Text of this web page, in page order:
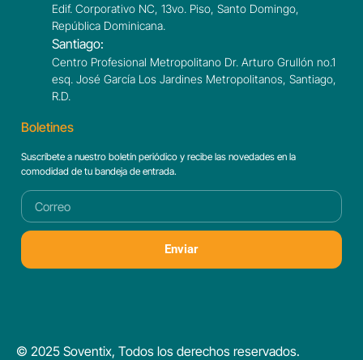
Edif. Corporativo NC, 13vo. Piso, Santo Domingo,
República Dominicana.
Santiago:
Centro Profesional Metropolitano Dr. Arturo Grullón no.1
esq. José García Los Jardines Metropolitanos, Santiago,
R.D.
Boletines
Suscríbete a nuestro boletín periódico y recibe las novedades en la
comodidad de tu bandeja de entrada.
Enviar
© 2025 Soventix, Todos los derechos reservados.